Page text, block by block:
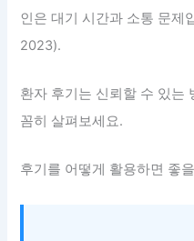
인은 대기 시간과 소통 문제
2023).
환자 후기는 신뢰할 수 있는
꼼히 살펴보세요.
후기를 어떻게 활용하면 좋